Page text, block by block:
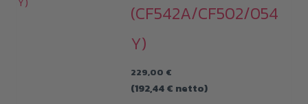
(CF542A/CF502/054
Y)
229,00 €
(192,44€ netto)